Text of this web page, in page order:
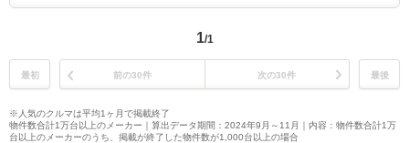
1/1
最初 前の30件 次の30件 最後
※人気のクルマは平均1ヶ月で掲載終了
物件数合計1万台以上のメーカー｜算出データ期間：2024年9月～11月｜内容：物件数合計1万
台以上のメーカーのうち、掲載が終了した物件数が1,000台以上の場合